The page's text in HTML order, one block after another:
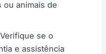
ou animais de
se o
e assistência